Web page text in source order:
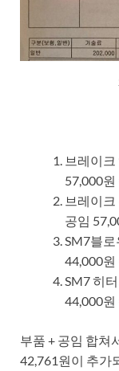
브레이크
57,000원
브레이
공임
SM7블로
44,000원
SM7 히
44,000원
부품 + 공임 합쳐
42,761원이 추가